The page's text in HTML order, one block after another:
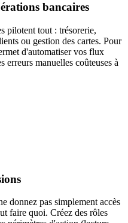
bancaires
pilotent tout : trésorerie,
ou gestion des cartes. Pour
d'automatiser vos flux
erreurs manuelles coûteuses à
donnez pas simplement accès
faire quoi. Créez des rôles